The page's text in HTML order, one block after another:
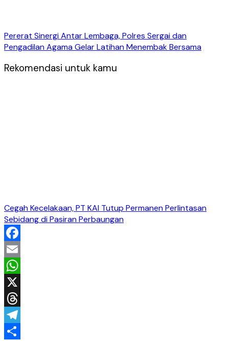
Pererat Sinergi Antar Lembaga, Polres Sergai dan
Pengadilan Agama Gelar Latihan Menembak Bersama
Rekomendasi untuk kamu
Cegah Kecelakaan, PT KAI Tutup Permanen Perlintasan
Sebidang di Pasiran Perbaungan
Facebook
Email
WhatsApp
X
Threads
Telegram